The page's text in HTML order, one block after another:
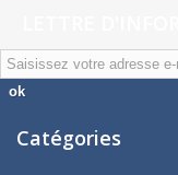
ok
Catégories